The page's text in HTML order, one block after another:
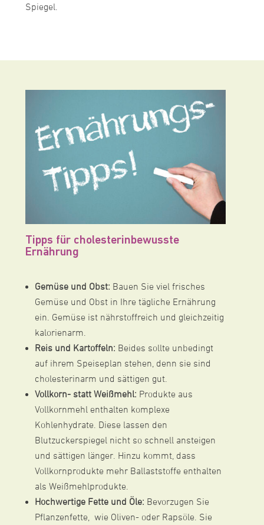
Spiegel.
Tipps für cholesterinbewusste
Ernährung
Gemüse und Obst: Bauen Sie viel frisches
Gemüse und Obst in Ihre tägliche Ernährung
ein. Gemüse ist nährstoffreich und gleichzeitig
kalorienarm.
Reis und Kartoffeln: Beides sollte unbedingt
auf ihrem Speiseplan stehen, denn sie sind
cholesterinarm und sättigen gut.
Vollkorn- statt Weißmehl: Produkte aus
Vollkornmehl enthalten komplexe
Kohlenhydrate. Diese lassen den
Blutzuckerspiegel nicht so schnell ansteigen
und sättigen länger. Hinzu kommt, dass
Vollkornprodukte mehr Ballaststoffe enthalten
als Weißmehlprodukte.
Hochwertige Fette und Öle: Bevorzugen Sie
Pflanzenfette, wie Oliven- oder Rapsöle. Sie